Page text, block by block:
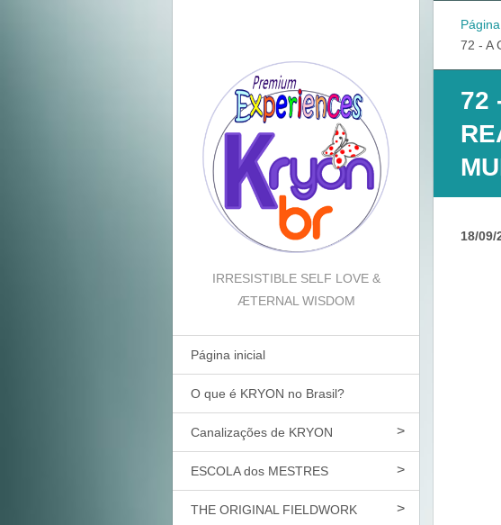
IRRESISTIBLE SELF LOVE &
ÆTERNAL WISDOM
Página inicial
O que é KRYON no Brasil?
Canalizações de KRYON
ESCOLA dos MESTRES
THE ORIGINAL FIELDWORK
72 - A
72
18/09/